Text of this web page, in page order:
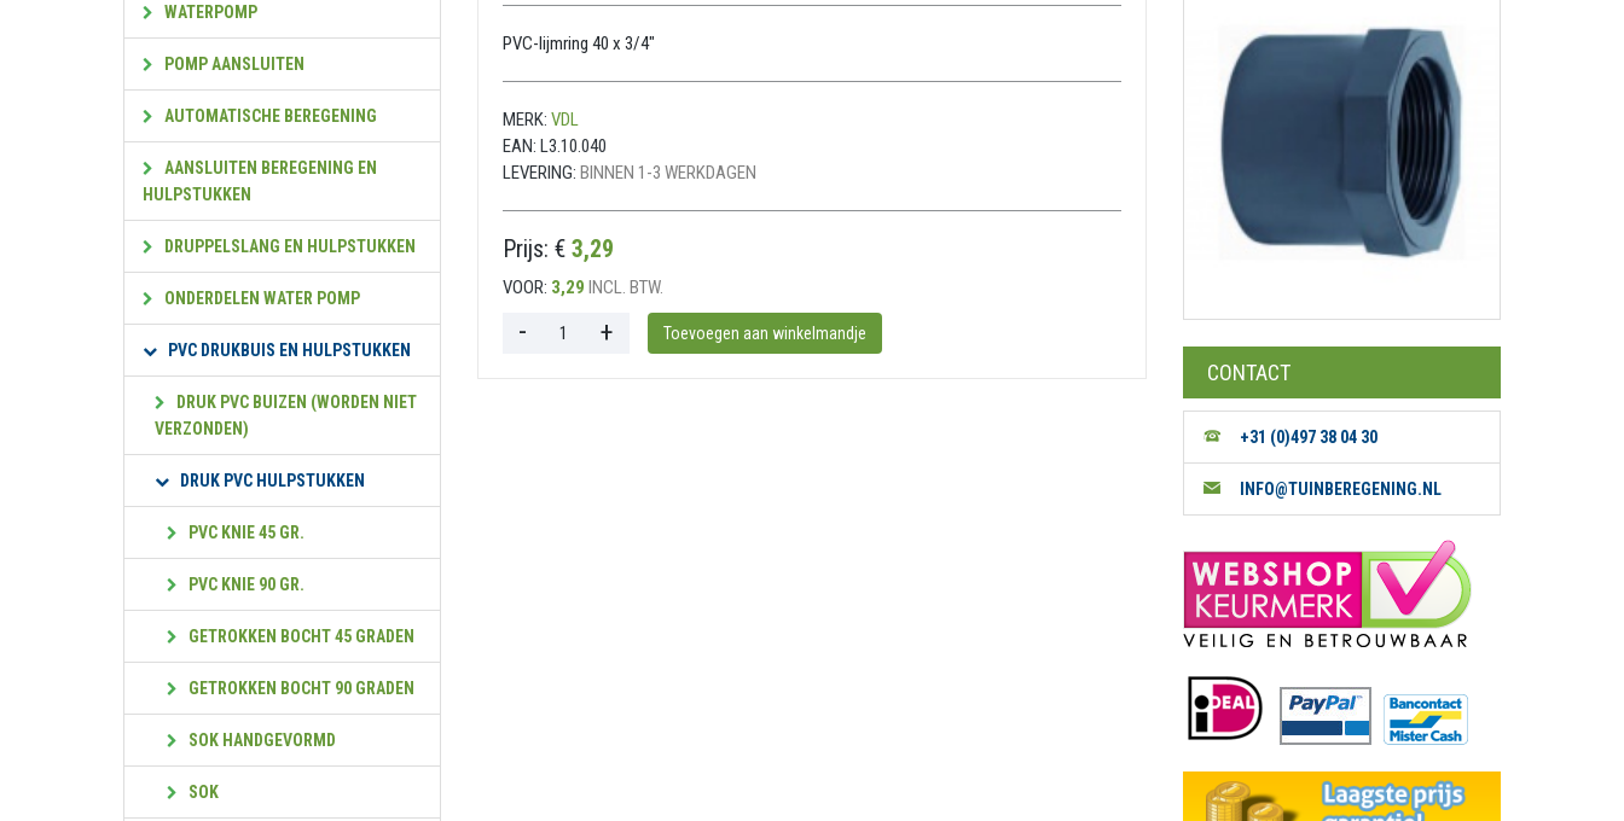
WATERPOMP
POMP AANSLUITEN
AUTOMATISCHE BEREGENING
AANSLUITEN BEREGENING EN
HULPSTUKKEN
DRUPPELSLANG EN HULPSTUKKEN
ONDERDELEN WATER POMP
PVC DRUKBUIS EN HULPSTUKKEN
DRUK PVC BUIZEN (WORDEN NIET
VERZONDEN)
DRUK PVC HULPSTUKKEN
PVC KNIE 45 GR.
PVC KNIE 90 GR.
GETROKKEN BOCHT 45 GRADEN
GETROKKEN BOCHT 90 GRADEN
SOK HANDGEVORMD
SOK
PVC-lijmring 40 x 3/4"
MERK: VDL
EAN: L3.10.040
LEVERING: BINNEN 1-3 WERKDAGEN
Prijs: € 3,29
VOOR: 3,29 INCL. BTW.
CONTACT
+31 (0)497 38 04 30
INFO@TUINBEREGENING.NL